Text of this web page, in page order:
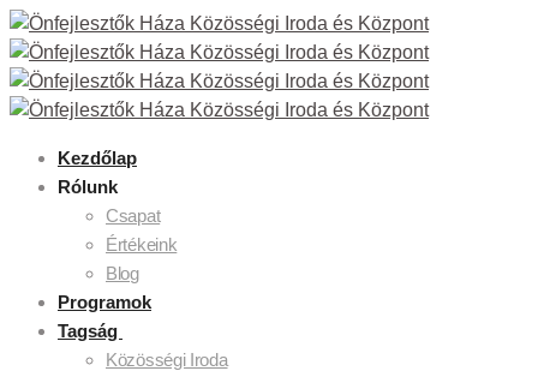
Kezdőlap
Rólunk
Csapat
Értékeink
Blog
Programok
Tagság
Közösségi Iroda